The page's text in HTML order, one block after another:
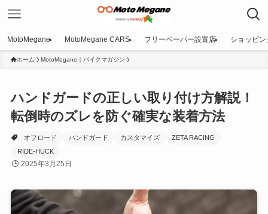
MotoMegane MotoMegane CARS フリーペーパー設置店 ショッピン
ホーム MotoMegane｜バイクマガジン
ハンドガードの正しい取り付け方解説！
転倒時のズレを防ぐ確実な装着方法
オフロード ハンドガード カスタマイズ
ZETA RACING
RIDE-HUCK
2025年3月25日